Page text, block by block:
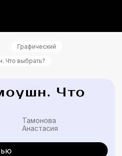
Графический
Что выбрать?
Что
Тамонова
Анастасия